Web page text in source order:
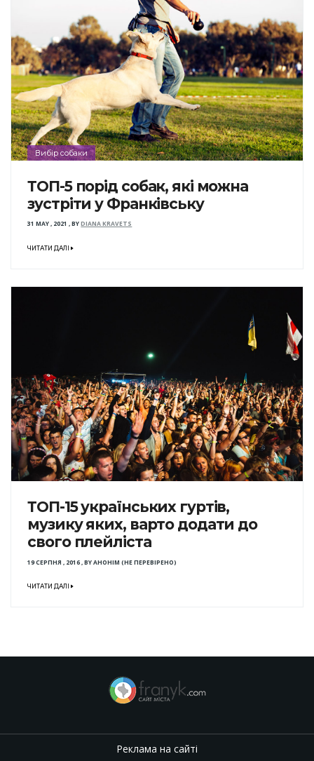
Вибір собаки
ТОП-5 порід собак, які можна
зустріти у Франківську
31 MAY , 2021 ,BYDIANA KRAVETS
ЧИТАТИ ДАЛІ
ТОП-15 українських гуртів,
музику яких, варто додати до
свого плейліста
19 СЕРПНЯ , 2016,BYАНОНІМ (НЕ ПЕРЕВІРЕНО)
ЧИТАТИ ДАЛІ
Реклама на сайті